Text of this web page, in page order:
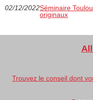
02/12/2022Séminaire
originaux
Trouvez le conseil dont